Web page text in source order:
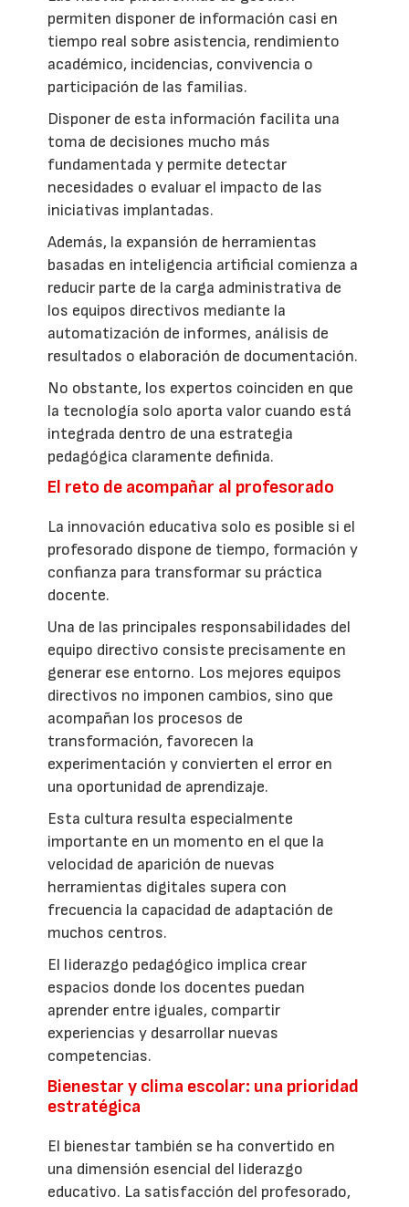
permiten disponer de información casi en
tiempo real sobre asistencia, rendimiento
académico, incidencias, convivencia o
participación de las familias.
Disponer de esta información facilita una
toma de decisiones mucho más
fundamentada y permite detectar
necesidades o evaluar el impacto de las
iniciativas implantadas.
Además, la expansión de herramientas
basadas en inteligencia artificial comienza a
reducir parte de la carga administrativa de
los equipos directivos mediante la
automatización de informes, análisis de
resultados o elaboración de documentación.
No obstante, los expertos coinciden en que
la tecnología solo aporta valor cuando está
integrada dentro de una estrategia
pedagógica claramente definida.
El reto de acompañar al profesorado
La innovación educativa solo es posible si el
profesorado dispone de tiempo, formación y
confianza para transformar su práctica
docente.
Una de las principales responsabilidades del
equipo directivo consiste precisamente en
generar ese entorno. Los mejores equipos
directivos no imponen cambios, sino que
acompañan los procesos de
transformación, favorecen la
experimentación y convierten el error en
una oportunidad de aprendizaje.
Esta cultura resulta especialmente
importante en un momento en el que la
velocidad de aparición de nuevas
herramientas digitales supera con
frecuencia la capacidad de adaptación de
muchos centros.
El liderazgo pedagógico implica crear
espacios donde los docentes puedan
aprender entre iguales, compartir
experiencias y desarrollar nuevas
competencias.
Bienestar y clima escolar: una prioridad
estratégica
El bienestar también se ha convertido en
una dimensión esencial del liderazgo
educativo. La satisfacción del profesorado,